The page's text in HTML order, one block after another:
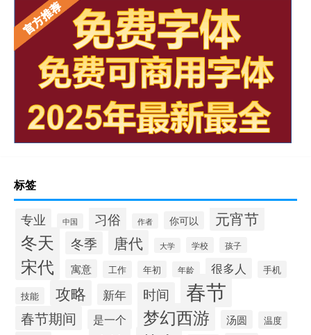
标签
专业 中国 习俗 作者 你可以 元宵节
冬天 冬季 唐代 大学 学校 孩子
宋代 寓意 工作 年初 年龄 很多人
手机
技能
攻略 新年 时间 春节
春节期间 是一个 梦幻西游 汤圆 温度